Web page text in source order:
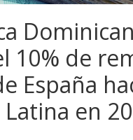
10% de
España
en